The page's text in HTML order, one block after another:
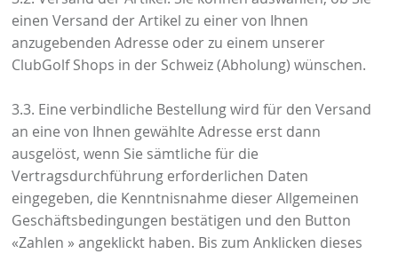
einen Versand der Artikel zu einer von Ihnen
anzugebenden Adresse oder zu einem unserer
ClubGolf Shops in der Schweiz (Abholung) wünschen.
3.3. Eine verbindliche Bestellung wird für den Versand
an eine von Ihnen gewählte Adresse erst dann
ausgelöst, wenn Sie sämtliche für die
Vertragsdurchführung erforderlichen Daten
eingegeben, die Kenntnisnahme dieser Allgemeinen
Geschäftsbedingungen bestätigen und den Button
«Zahlen » angeklickt haben. Bis zum Anklicken dieses